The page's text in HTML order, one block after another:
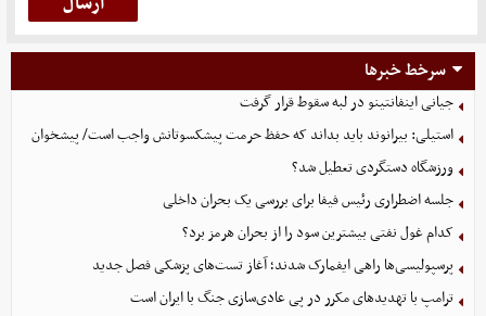
سرخط خبرها
جیانی اینفانتینو در لبه سقوط قرار گرفت
استیلی: بیرانوند باید بداند که حفظ حرمت پیشکسوتانش واجب است/ پیشخوان
ورزشگاه دستگردی تعطیل شد؟
جلسه اضطراری رئیس فیفا برای بررسی یک بحران داخلی
کدام غول نفتی بیشترین سود را از بحران هرمز برد؟
پرسپولیسی‌ها راهی ایفمارک شدند؛ آغاز تست‌های پزشکی فصل جدید
ترامپ با تهدیدهای مکرر در پی عادی‌سازی جنگ با ایران است